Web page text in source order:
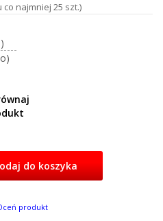
najmniej 25 szt.)
do koszyka
produkt